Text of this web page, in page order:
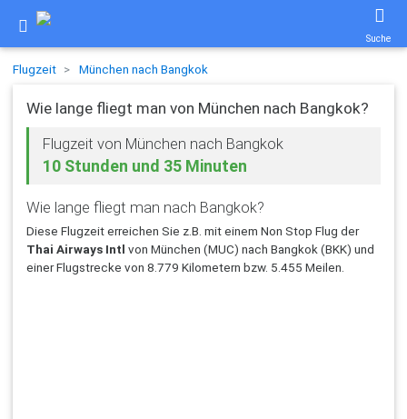
Suche
Flugzeit München nach Bangkok
Wie lange fliegt man von München nach Bangkok?
Flugzeit von München nach Bangkok
10 Stunden und 35 Minuten
Wie lange fliegt man nach Bangkok?
Diese Flugzeit erreichen Sie z.B. mit einem Non Stop Flug der
Thai Airways Intl von München (MUC) nach Bangkok (BKK) und
einer Flugstrecke von 8.779 Kilometern bzw. 5.455 Meilen.